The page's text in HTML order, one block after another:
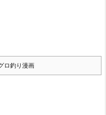
ロ釣り漫画